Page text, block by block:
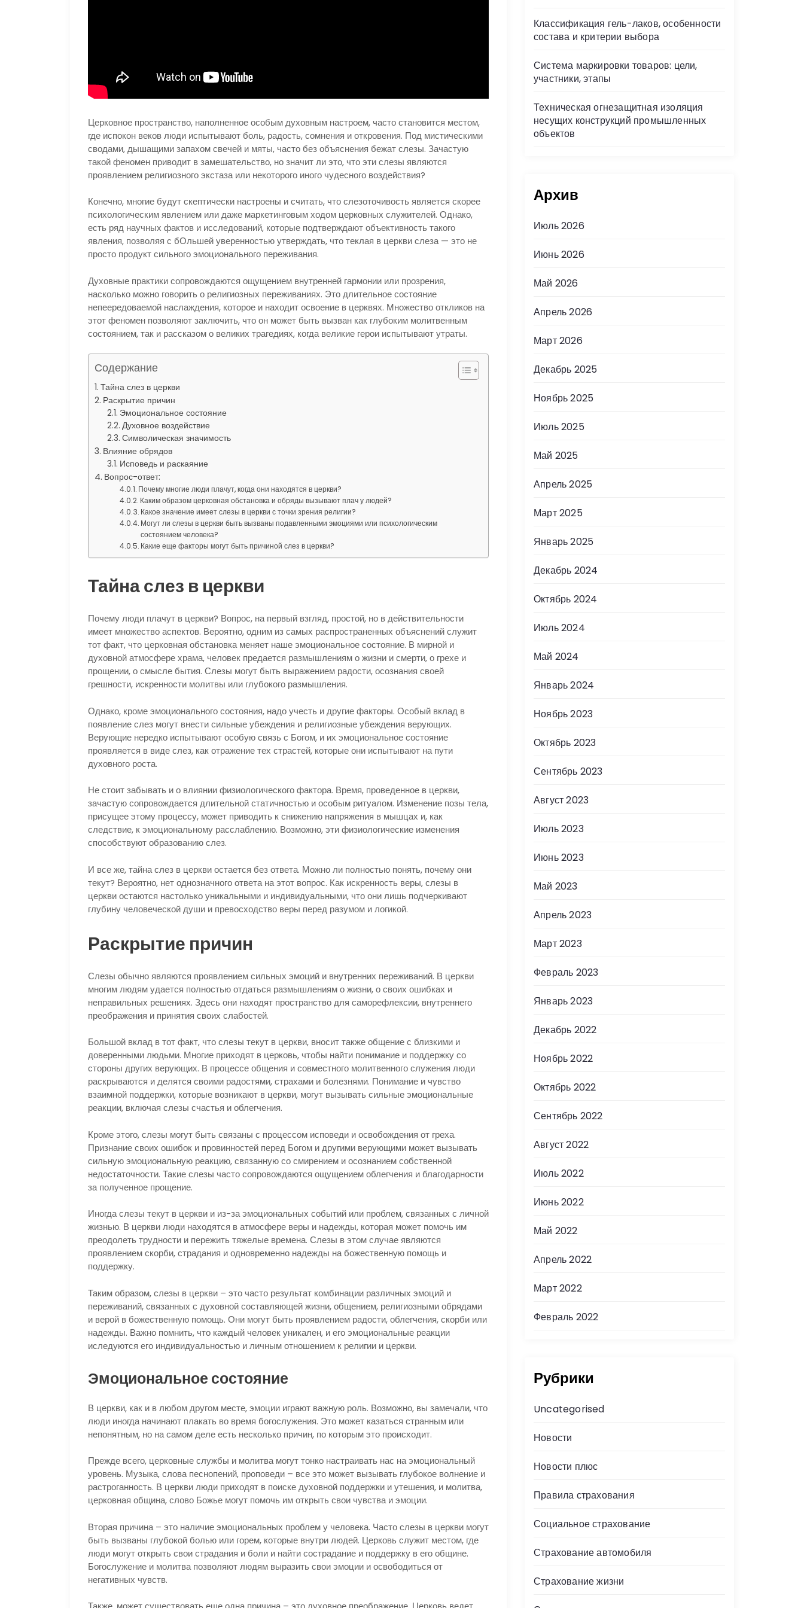
Церковное пространство, наполненное особым духовным настроем, часто становится местом,
где испокон веков люди испытывают боль, радость, сомнения и откровения. Под мистическими
сводами, дышащими запахом свечей и мяты, часто без объяснения бежат слезы. Зачастую
такой феномен приводит в замешательство, но значит ли это, что эти слезы являются
проявлением религиозного экстаза или некоторого иного чудесного воздействия?
Конечно, многие будут скептически настроены и считать, что слезоточивость является скорее
психологическим явлением или даже маркетинговым ходом церковных служителей. Однако,
есть ряд научных фактов и исследований, которые подтверждают объективность такого
явления, позволяя с бОльшей уверенностью утверждать, что теклая в церкви слеза — это не
просто продукт сильного эмоционального переживания.
Духовные практики сопровождаются ощущением внутренней гармонии или прозрения,
насколько можно говорить о религиозных переживаниях. Это длительное состояние
непеередоваемой наслаждения, которое и находит освоение в церквях. Множество откликов на
этот феномен позволяют заключить, что он может быть вызван как глубоким молитвенным
состоянием, так и рассказом о великих трагедиях, когда великие герои испытывают утраты.
Содержание
Тайна слез в церкви
Раскрытие причин
Эмоциональное состояние
Духовное воздействие
Символическая значимость
Влияние обрядов
Исповедь и раскаяние
Вопрос-ответ:
Почему многие люди плачут, когда они находятся в церкви?
Каким образом церковная обстановка и обряды вызывают плач у людей?
Какое значение имеет слезы в церкви с точки зрения религии?
Могут ли слезы в церкви быть вызваны подавленными эмоциями или психологическим
состоянием человека?
Какие еще факторы могут быть причиной слез в церкви?
Тайна слез в церкви
Почему люди плачут в церкви? Вопрос, на первый взгляд, простой, но в действительности
имеет множество аспектов. Вероятно, одним из самых распространенных объяснений служит
тот факт, что церковная обстановка меняет наше эмоциональное состояние. В мирной и
духовной атмосфере храма, человек предается размышлениям о жизни и смерти, о грехе и
прощении, о смысле бытия. Слезы могут быть выражением радости, осознания своей
грешности, искренности молитвы или глубокого размышления.
Однако, кроме эмоционального состояния, надо учесть и другие факторы. Особый вклад в
появление слез могут внести сильные убеждения и религиозные убеждения верующих.
Верующие нередко испытывают особую связь с Богом, и их эмоциональное состояние
проявляется в виде слез, как отражение тех страстей, которые они испытывают на пути
духовного роста.
Не стоит забывать и о влиянии физиологического фактора. Время, проведенное в церкви,
зачастую сопровождается длительной статичностью и особым ритуалом. Изменение позы тела,
присущее этому процессу, может приводить к снижению напряжения в мышцах и, как
следствие, к эмоциональному расслаблению. Возможно, эти физиологические изменения
способствуют образованию слез.
И все же, тайна слез в церкви остается без ответа. Можно ли полностью понять, почему они
текут? Вероятно, нет однозначного ответа на этот вопрос. Как искренность веры, слезы в
церкви остаются настолько уникальными и индивидуальными, что они лишь подчеркивают
глубину человеческой души и превосходство веры перед разумом и логикой.
Раскрытие причин
Слезы обычно являются проявлением сильных эмоций и внутренних переживаний. В церкви
многим людям удается полностью отдаться размышлениям о жизни, о своих ошибках и
неправильных решениях. Здесь они находят пространство для саморефлексии, внутреннего
преображения и принятия своих слабостей.
Большой вклад в тот факт, что слезы текут в церкви, вносит также общение с близкими и
доверенными людьми. Многие приходят в церковь, чтобы найти понимание и поддержку со
стороны других верующих. В процессе общения и совместного молитвенного служения люди
раскрываются и делятся своими радостями, страхами и болезнями. Понимание и чувство
взаимной поддержки, которые возникают в церкви, могут вызывать сильные эмоциональные
реакции, включая слезы счастья и облегчения.
Кроме этого, слезы могут быть связаны с процессом исповеди и освобождения от греха.
Признание своих ошибок и провинностей перед Богом и другими верующими может вызывать
сильную эмоциональную реакцию, связанную со смирением и осознанием собственной
недостаточности. Такие слезы часто сопровождаются ощущением облегчения и благодарности
за полученное прощение.
Иногда слезы текут в церкви и из-за эмоциональных событий или проблем, связанных с личной
жизнью. В церкви люди находятся в атмосфере веры и надежды, которая может помочь им
преодолеть трудности и пережить тяжелые времена. Слезы в этом случае являются
проявлением скорби, страдания и одновременно надежды на божественную помощь и
поддержку.
Таким образом, слезы в церкви – это часто результат комбинации различных эмоций и
переживаний, связанных с духовной составляющей жизни, общением, религиозными обрядами
и верой в божественную помощь. Они могут быть проявлением радости, облегчения, скорби или
надежды. Важно помнить, что каждый человек уникален, и его эмоциональные реакции
иследуются его индивидуальностью и личным отношением к религии и церкви.
Эмоциональное состояние
В церкви, как и в любом другом месте, эмоции играют важную роль. Возможно, вы замечали, что
люди иногда начинают плакать во время богослужения. Это может казаться странным или
непонятным, но на самом деле есть несколько причин, по которым это происходит.
Прежде всего, церковные службы и молитва могут тонко настраивать нас на эмоциональный
уровень. Музыка, слова песнопений, проповеди – все это может вызывать глубокое волнение и
растроганность. В церкви люди приходят в поиске духовной поддержки и утешения, и молитва,
церковная община, слово Божье могут помочь им открыть свои чувства и эмоции.
Вторая причина – это наличие эмоциональных проблем у человека. Часто слезы в церкви могут
быть вызваны глубокой болью или горем, которые внутри людей. Церковь служит местом, где
люди могут открыть свои страдания и боли и найти сострадание и поддержку в его общине.
Богослужение и молитва позволяют людям выразить свои эмоции и освободиться от
негативных чувств.
Классификация гель-лаков, особенности
состава и критерии выбора
Система маркировки товаров: цели,
участники, этапы
Техническая огнезащитная изоляция
несущих конструкций промышленных
объектов
Архив
Июль 2026
Июнь 2026
Май 2026
Апрель 2026
Март 2026
Декабрь 2025
Ноябрь 2025
Июль 2025
Май 2025
Апрель 2025
Март 2025
Январь 2025
Декабрь 2024
Октябрь 2024
Июль 2024
Май 2024
Январь 2024
Ноябрь 2023
Октябрь 2023
Сентябрь 2023
Август 2023
Июль 2023
Июнь 2023
Май 2023
Апрель 2023
Март 2023
Февраль 2023
Январь 2023
Декабрь 2022
Ноябрь 2022
Октябрь 2022
Сентябрь 2022
Август 2022
Июль 2022
Июнь 2022
Май 2022
Апрель 2022
Март 2022
Февраль 2022
Рубрики
Uncategorised
Новости
Новости плюс
Правила страхования
Социальное страхование
Страхование автомобиля
Страхование жизни